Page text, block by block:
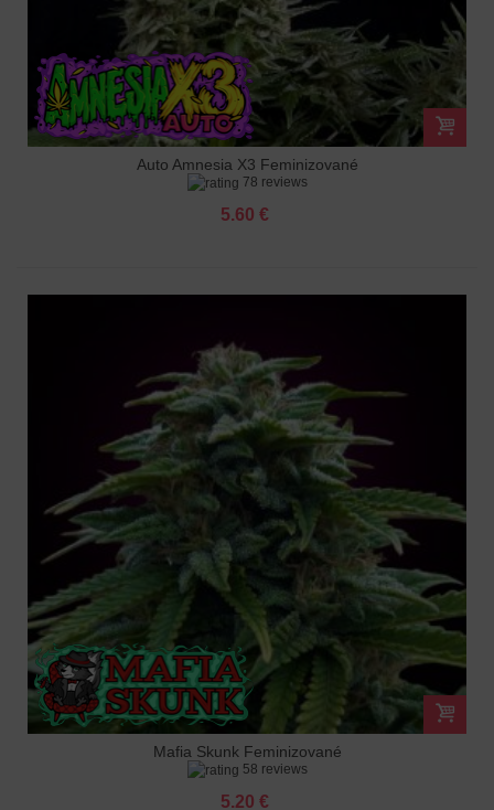
Auto Amnesia X3 Feminizované
78 reviews
5.60 €
Mafia Skunk Feminizované
58 reviews
5.20 €